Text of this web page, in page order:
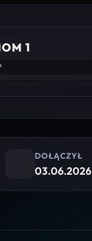
1
DOŁĄCZYŁ
03.06.2026